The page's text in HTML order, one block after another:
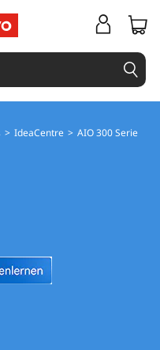
> IdeaCentre > AIO 300 Serie